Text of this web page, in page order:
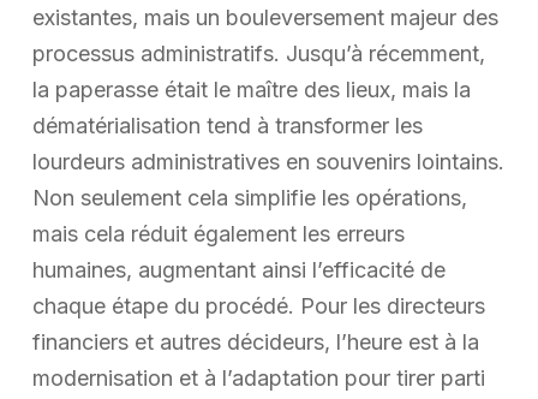
existantes, mais un bouleversement majeur des
processus administratifs. Jusqu’à récemment,
la paperasse était le maître des lieux, mais la
dématérialisation tend à transformer les
lourdeurs administratives en souvenirs lointains.
Non seulement cela simplifie les opérations,
mais cela réduit également les erreurs
humaines, augmentant ainsi l’efficacité de
chaque étape du procédé. Pour les directeurs
financiers et autres décideurs, l’heure est à la
modernisation et à l’adaptation pour tirer parti